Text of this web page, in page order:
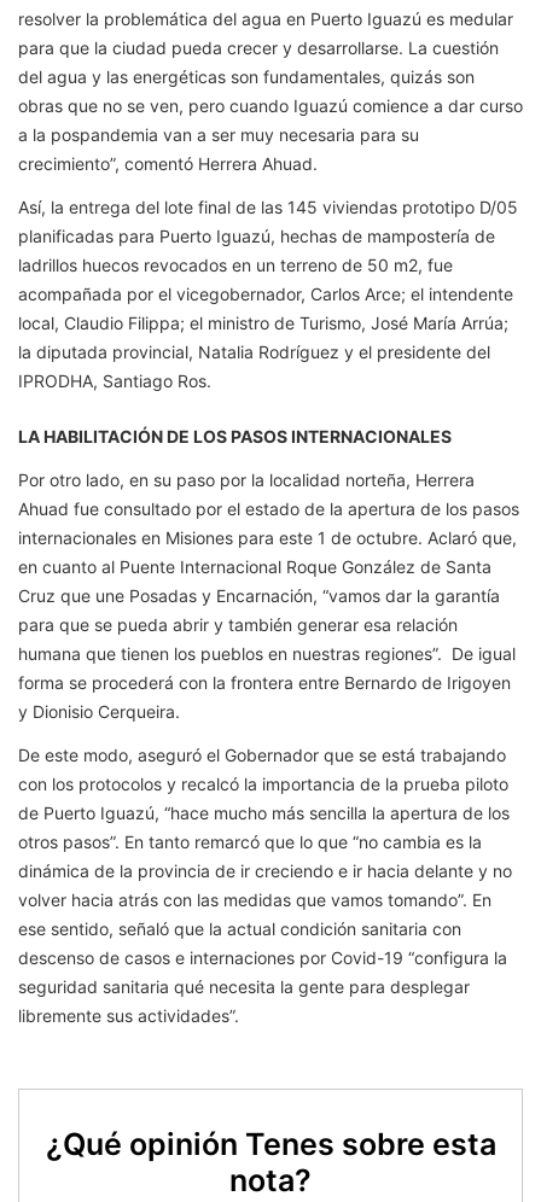
resolver la problemática del agua en Puerto Iguazú es medular
para que la ciudad pueda crecer y desarrollarse. La cuestión
del agua y las energéticas son fundamentales, quizás son
obras que no se ven, pero cuando Iguazú comience a dar curso
a la pospandemia van a ser muy necesaria para su
crecimiento”, comentó Herrera Ahuad.
Así, la entrega del lote final de las 145 viviendas prototipo D/05
planificadas para Puerto Iguazú, hechas de mampostería de
ladrillos huecos revocados en un terreno de 50 m2, fue
acompañada por el vicegobernador, Carlos Arce; el intendente
local, Claudio Filippa; el ministro de Turismo, José María Arrúa;
la diputada provincial, Natalia Rodríguez y el presidente del
IPRODHA, Santiago Ros.
LA HABILITACIÓN DE LOS PASOS INTERNACIONALES
Por otro lado, en su paso por la localidad norteña, Herrera
Ahuad fue consultado por el estado de la apertura de los pasos
internacionales en Misiones para este 1 de octubre. Aclaró que,
en cuanto al Puente Internacional Roque González de Santa
Cruz que une Posadas y Encarnación, “vamos dar la garantía
para que se pueda abrir y también generar esa relación
humana que tienen los pueblos en nuestras regiones”. De igual
forma se procederá con la frontera entre Bernardo de Irigoyen
y Dionisio Cerqueira.
De este modo, aseguró el Gobernador que se está trabajando
con los protocolos y recalcó la importancia de la prueba piloto
de Puerto Iguazú, “hace mucho más sencilla la apertura de los
otros pasos”. En tanto remarcó que lo que “no cambia es la
dinámica de la provincia de ir creciendo e ir hacia delante y no
volver hacia atrás con las medidas que vamos tomando”. En
ese sentido, señaló que la actual condición sanitaria con
descenso de casos e internaciones por Covid-19 “configura la
seguridad sanitaria qué necesita la gente para desplegar
libremente sus actividades”.
¿Qué opinión Tenes sobre esta
nota?